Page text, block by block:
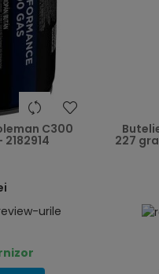
heart
C300
urile
227